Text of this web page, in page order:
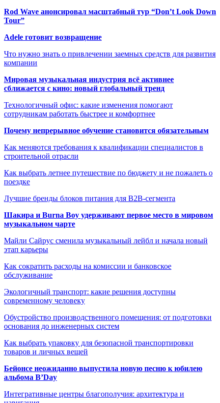
Rod Wave анонсировал масштабный тур “Don’t Look Down
Tour”
Adele готовит возвращение
Что нужно знать о привлечении заемных средств для развития
компании
Мировая музыкальная индустрия всё активнее
сближается с кино: новый глобальный тренд
Технологичный офис: какие изменения помогают
сотрудникам работать быстрее и комфортнее
Почему непрерывное обучение становится обязательным
Как меняются требования к квалификации специалистов в
строительной отрасли
Как выбрать летнее путешествие по бюджету и не пожалеть о
поездке
Лучшие бренды блоков питания для B2B-сегмента
Шакира и Burna Boy удерживают первое место в мировом
музыкальном чарте
Майли Сайрус сменила музыкальный лейбл и начала новый
этап карьеры
Как сократить расходы на комиссии и банковское
обслуживание
Экологичный транспорт: какие решения доступны
современному человеку
Обустройство производственного помещения: от подготовки
основания до инженерных систем
Как выбрать упаковку для безопасной транспортировки
товаров и личных вещей
Бейонсе неожиданно выпустила новую песню к юбилею
альбома B’Day
Интегративные центры благополучия: архитектура и